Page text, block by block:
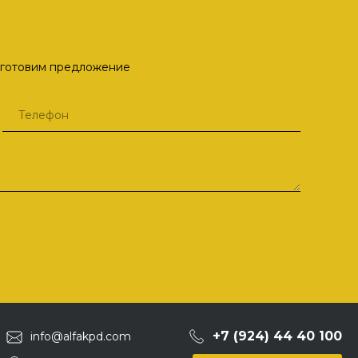
предложение
info@alfakpd.com +7 (924) 44 40 100